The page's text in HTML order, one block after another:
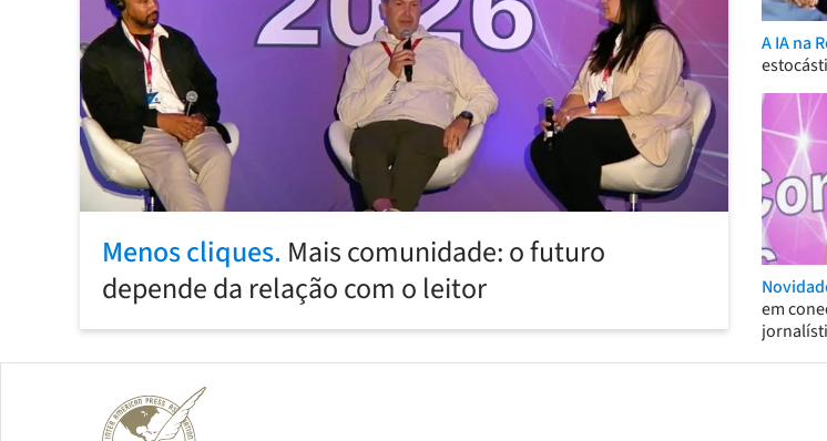
Menos cliques. Mais comunidade: o futuro
depende da relação com o leitor
A IA na
em